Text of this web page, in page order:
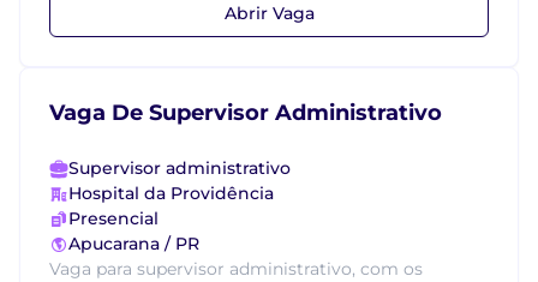
Abrir Vaga
Vaga De Supervisor Administrativo
Supervisor administrativo
Hospital da Providência
Presencial
Apucarana / PR
Vaga para supervisor administrativo, com os